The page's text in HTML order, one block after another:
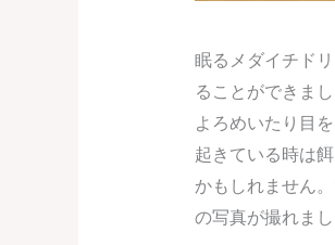
眠るメダイチド
ることができま
よろめいたり目
起きている時は
かもしれません
の写真が撮れまし